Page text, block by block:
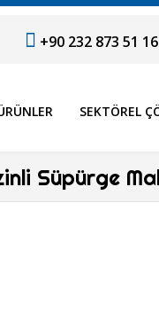
+90 232 873 51 16
SEKTÖREL
Süpürge